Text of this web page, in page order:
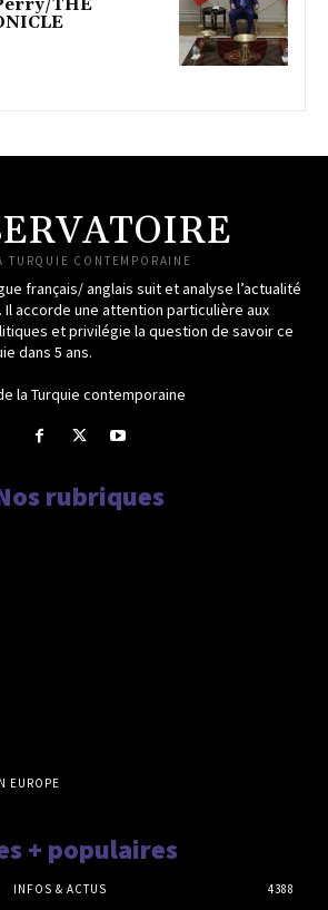
THE
TURQUIE CONTEMPORAINE
français/ anglais suit et analyse l’actualité
Il accorde une attention particulière aux
et privilégie la question de savoir ce
dans 5 ans.
la Turquie contemporaine
rubriques
EUROPE
+ populaires
INFOS & ACTUS
4388